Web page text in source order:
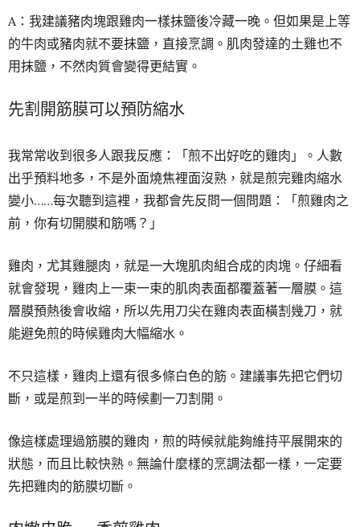
A：我建議豬肉塊跟雞肉一樣抹鹽後冷藏一晚。但如果是上等
的牛肉或豬肉就不要抹鹽，直接烹調。肌肉發達的土雞也不
用抹鹽，不然肉質會變得更結實。
先割開筋膜可以預防縮水
我常常收到很多人跟我反應：「煎不出好吃的雞肉」。人數
出乎預料地多，不是外面燒焦裡面沒熟，就是煎完雞肉縮水
變小……每次聽到這裡，我都會先反問一個問題：「煎雞肉之
前，你有切開膜和筋嗎？」
雞肉，尤其雞腿肉，就是一大塊肌肉組合成的肉塊。仔細看
就會發現，雞肉上一束一束的肌肉表面都覆蓋著一層膜。這
層膜預熱後會收縮，所以先用刀尖在雞肉表面橫割幾刀，就
能避免煎的時候雞肉大幅縮水。
不只這樣，雞肉上還有很多條白色的筋。建議事先把它們切
斷，或是煎到一半的時候劃一刀割開。
像這樣處理過筋膜的雞肉，煎的時候就能夠維持平展開來的
狀態，而且比較快熟。無論什麼樣的烹調法都一樣，一定要
先把雞肉的筋膜切斷。